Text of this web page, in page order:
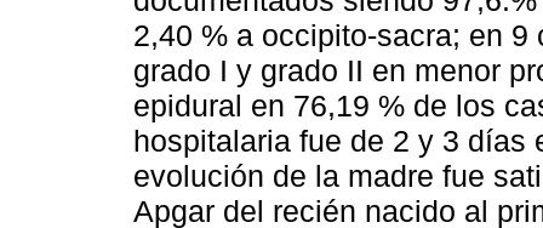
2,40 % a occipito-sacra; en
grado I y grado II en menor
epidural en 76,19 % de los
hospitalaria fue de 2 y 3 días
evolución de la madre fue
Apgar del recién nacido al